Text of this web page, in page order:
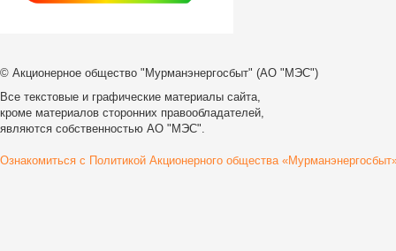
© Акционерное общество "Мурманэнергосбыт" (АО "МЭС")
Все текстовые и графические материалы сайта,
кроме материалов сторонних правообладателей,
являются собственностью АО "МЭС".
Ознакомиться с Политикой Акционерного общества